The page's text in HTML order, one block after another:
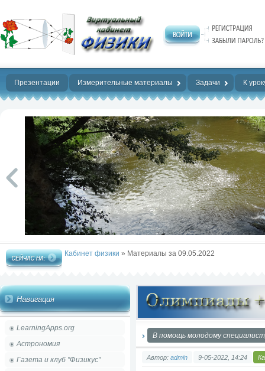
Нет предела
совершенству!
Презентации Измерительные материалы Задачи К
Кабинет физики » Материалы за 09.05.2022
Навигация
LearningApps.org
Астрономия
Газета и клуб "Физикус"
В помощь молодому
Автор: admin 9-05-2022, 14:24